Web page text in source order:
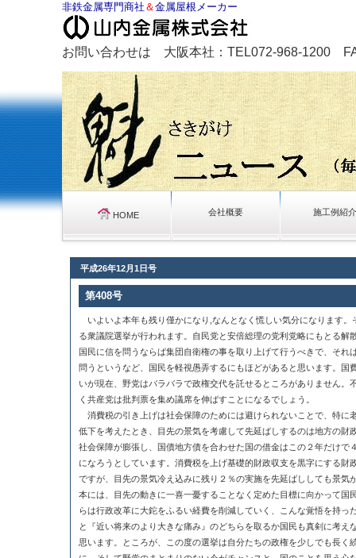
非鉄金属専門商社 ＆金属屋根メーカー
お問い合わせは 大阪本社：TEL072-968-1200
HOME 会社概要 施工例紹介
平成26年12月1日号
第408号
いよいよ本年も残り僅かになり,なんとなく慌しい気分になります。
る衆議院選挙が行われます。自民党と安倍総理の党利党略にもとる解
国民に信を問うならば集団自衛権の事を取り上げて行うべきで、それ
問うというなど、国民を軽視愚弄するにもほどがあると思います。国
いが現在、野党はバラバラで政権交代を託せるところがありません。
く共産党は批判票を集め議席を伸ばすことになるでしょう。
消費税の引き上げは社会保障のためには避けられないことで、特に
低下を考えたとき、目先の景気を考慮して先延ばしするのは地方の財
社会保障が膨張し、国債地方債を合わせた国の借金はこの２年だけで
になろうとしています。消費税を上げ基礎的財政収支を黒字にする財
ですが、目先の景気冷え込みに残り２％の実施を先延ばししても景気
本には、目先の動きに一喜一憂することなく定めた目標に向かって国
らは行政改革に大鉈をふるい経費を削減していく、こんな覚悟を持っ
と『近い将来のより大きな痛み』のどちらを取るか国民も真剣に考え
思います。ところが、この度の選挙は自分たちの政権を少しでも長く